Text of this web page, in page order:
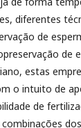
diferentes
de
de
estas
o intuito de
de